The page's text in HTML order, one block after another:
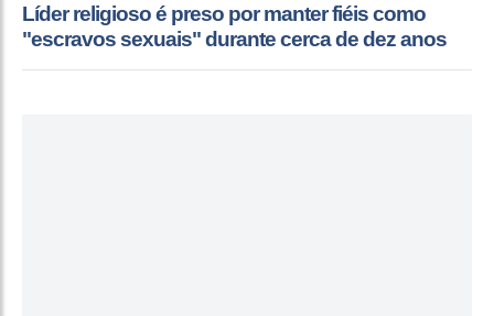
Líder religioso é preso por manter fiéis como
"escravos sexuais" durante cerca de dez anos